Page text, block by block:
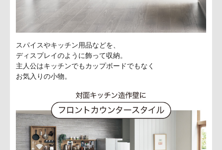
スパイスやキッチン用品などを、
ディスプレイのように飾って収納。
主人公はキッチンでもカップボードでもなく
お気入りの小物。